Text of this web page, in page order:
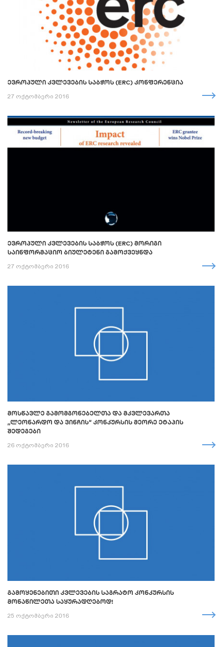
ᲔᲕᲠᲝᲞᲣᲚᲘ ᲙᲕᲚᲔᲕᲔᲑᲘᲡ ᲡᲐᲑᲭᲝᲡ (ERC) ᲙᲝᲜᲤᲔᲠᲔᲜᲪᲘᲐ
27 ოქტომბერი 2016
ᲔᲕᲠᲝᲞᲣᲚᲘ ᲙᲕᲚᲔᲕᲔᲑᲘᲡ ᲡᲐᲑᲭᲝᲡ (ERC) ᲛᲝᲠᲘᲒᲘ
ᲡᲐᲘᲜᲤᲝᲠᲛᲐᲪᲘᲝ ᲑᲘᲣᲚᲔᲢᲔᲜᲘ ᲒᲐᲛᲝᲥᲕᲔᲧᲜᲓᲐ
27 ოქტომბერი 2016
ᲛᲝᲡᲬᲐᲕᲚᲔ ᲒᲐᲛᲝᲛᲒᲝᲜᲔᲑᲔᲚᲗᲐ ᲓᲐ ᲛᲙᲕᲚᲔᲕᲐᲠᲗᲐ
,,ᲚᲔᲝᲜᲐᲠᲓᲝ ᲓᲐ ᲕᲘᲜᲩᲘᲡ“ ᲙᲝᲜᲙᲣᲠᲡᲘᲡ ᲛᲔᲝᲠᲔ ᲔᲢᲐᲞᲘᲡ
ᲨᲔᲓᲔᲒᲔᲑᲘ
26 ოქტომბერი 2016
ᲒᲐᲛᲝᲧᲔᲜᲔᲑᲘᲗᲘ ᲙᲕᲚᲔᲕᲔᲑᲘᲡ ᲡᲐᲒᲠᲐᲢᲝ ᲙᲝᲜᲙᲣᲠᲡᲘᲡ
ᲛᲝᲜᲐᲬᲘᲚᲔᲗᲐ ᲡᲐᲧᲣᲠᲐᲓᲦᲔᲑᲝᲓ!
25 ოქტომბერი 2016